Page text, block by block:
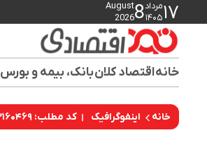
۱۷مرداد
۱۴۰۵8
August
2026
خانهاقتصاد کلانبانک، بیمه و بورس
خانه اینفوگرافیک کد مطلب: ۲۱۶۰۴۶۹